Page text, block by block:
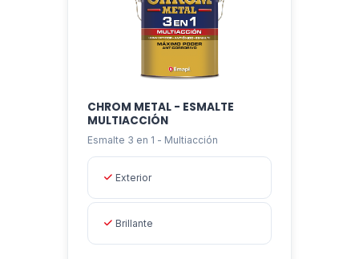
CHROM METAL - ESMALTE
MULTIACCIÓN
Esmalte 3 en 1 - Multiacción
Exterior
Brillante